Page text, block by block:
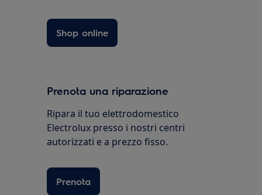
Shop online
Prenota una riparazione
Ripara il tuo elettrodomestico
Electrolux presso i nostri centri
autorizzati e a prezzo fisso.
Prenota